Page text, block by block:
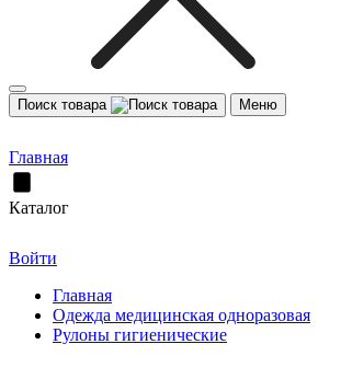
Поиск товара Меню
Главная
Каталог
Войти
Главная
Одежда медицинская одноразовая
Рулоны гигиенические